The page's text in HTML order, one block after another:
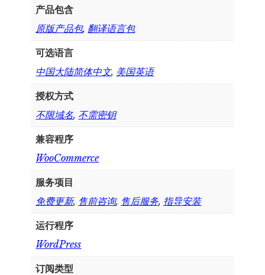
产品包含
原版产品包, 翻译语言包
可选语言
中国大陆简体中文, 美国英语
授权方式
不限域名, 不需密钥
兼容程序
WooCommerce
服务项目
免费更新, 售前咨询, 售后服务, 指导安装
运行程序
WordPress
订阅类型